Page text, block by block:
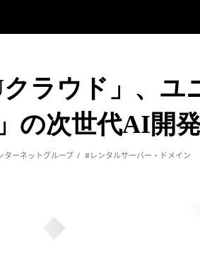
クラウド」、ユ
の次世代AI開
ターネットグループ #レンタルサーバー・ドメイン